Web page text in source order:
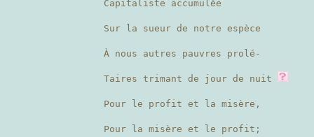
Capitaliste accumulée
Sur la sueur de notre espèce
À nous autres pauvres prolé-
Taires trimant de jour de nuit
Pour le profit et la misère,
Pour la misère et le profit;